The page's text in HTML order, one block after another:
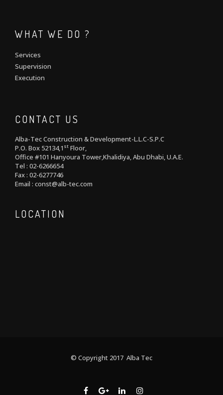
WHAT WE DO ?
Services
Supervision
Execution
CONTACT US
Alba-Tec Construction & Development-L.L.C-S.P.C
P.O. Box 52134,1 st Floor,
Office #101 Hanyoura Tower,Khalidiya, Abu Dhabi, U.A.E.
Tel : 02-6266654
Fax : 02-6277746
Email : const@alb-tec.com
LOCATION
© Copyright 2017 Alba Tec